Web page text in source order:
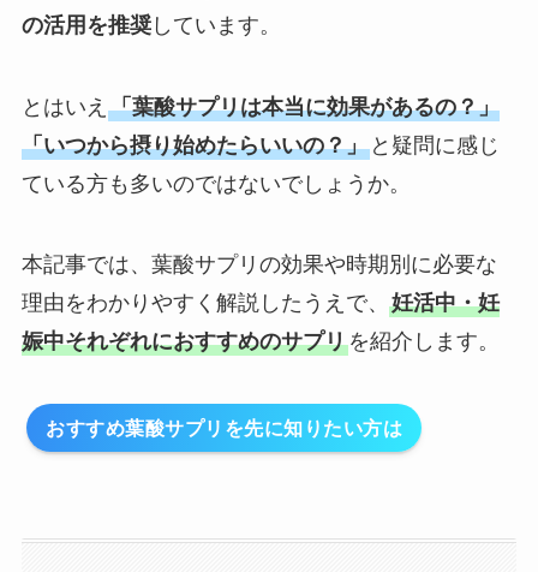
の活用を推奨しています。
とはいえ 「葉酸サプリは本当に効果があるの？」
「いつから摂り始めたらいいの？」と疑問に感じ
ている方も多いのではないでしょうか。
本記事では、葉酸サプリの効果や時期別に必要な
理由をわかりやすく解説したうえで、 妊活中・妊
娠中それぞれにおすすめのサプリを紹介します。
おすすめ葉酸サプリを先に知りたい方は